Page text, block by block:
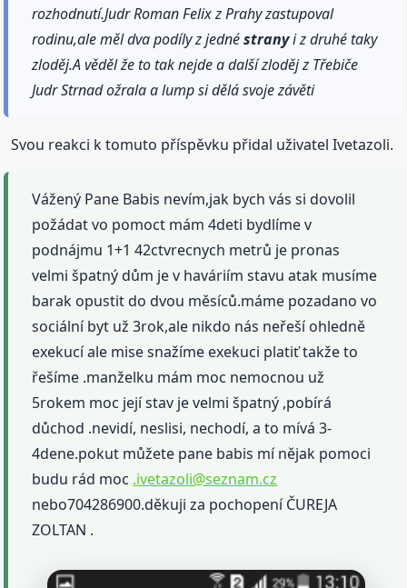
rozhodnutí.Judr Roman Felix z Prahy zastupoval
rodinu,ale měl dva podíly z jednéstranyi z druhé taky
zloděj.A věděl že to tak nejde a další zloděj z Třebiče
Judr Strnad ožrala a lump si dělá svoje závěti
Svou reakci k tomuto příspěvku přidal uživatel Ivetazoli.
Vážený Pane Babis nevím,jak bych vás si dovolil
požádat vo pomoct mám 4deti bydlíme v
podnájmu 1+1 42ctvrecnych metrů je pronas
velmi špatný dům je v haváriím stavu atak musíme
barak opustit do dvou měsíců.máme pozadano vo
sociální byt už 3rok,ale nikdo nás neřeší ohledně
exekucí ale mise snažíme exekuci platiť takže to
řešíme .manželku mám moc nemocnou už
5rokem moc její stav je velmi špatný ,pobírá
důchod .nevidí, neslisi, nechodí, a to mívá 3-
4dene.pokut můžete pane babis mí nějak pomoci
budu rád moc .ivetazoli@seznam.cz
nebo704286900.děkuji za pochopení ČUREJA
ZOLTAN .